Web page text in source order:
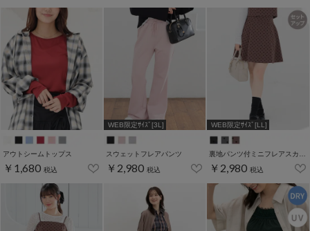
アウトシームトップス
￥1,680 税込
WEB限定ｻｲｽﾞ[3L]
スウェットフレアパンツ
￥2,980 税込
WEB限定ｻｲｽﾞ[LL]
￥2,980 税込